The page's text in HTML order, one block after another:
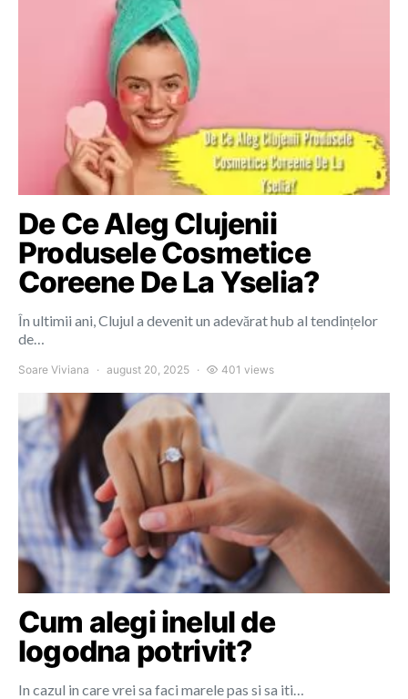
De Ce Aleg Clujenii
Produsele Cosmetice
Coreene De La Yselia?
În ultimii ani, Clujul a devenit un adevărat hub al tendințelor
de…
Soare Viviana august 20, 2025 401 views
Cum alegi inelul de
logodna potrivit?
In cazul in care vrei sa faci marele pas si sa iti…